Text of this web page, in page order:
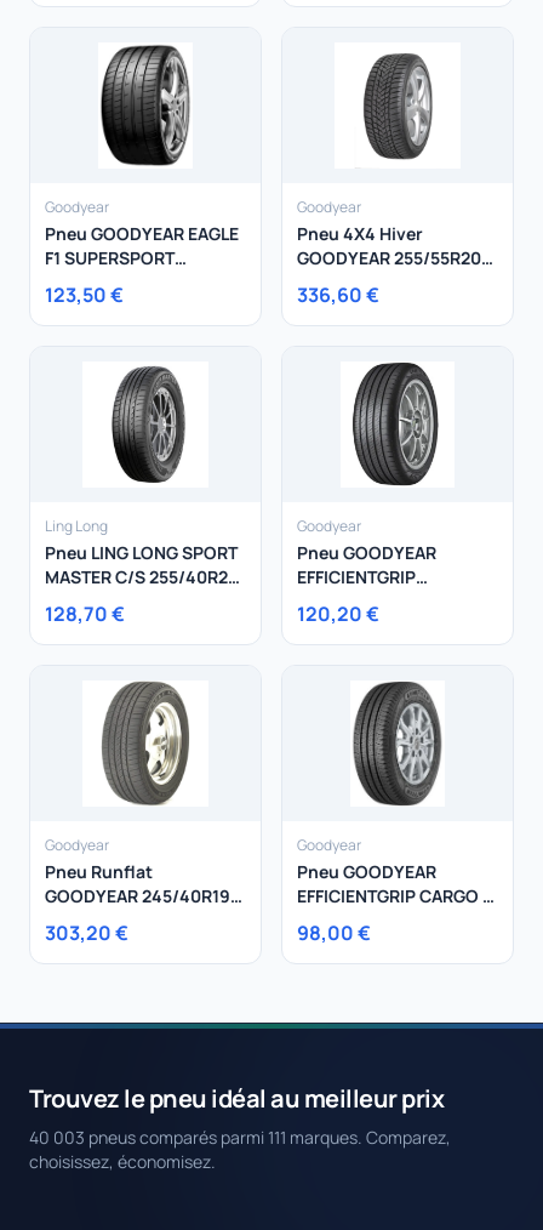
Goodyear
Pneu GOODYEAR EAGLE
F1 SUPERSPORT
225/45R18 91Y
123,50 €
Goodyear
Pneu 4X4 Hiver
GOODYEAR 255/55R20
110V UltraGrip
Performance + SUV XL
336,60 €
Ling Long
Pneu LING LONG SPORT
MASTER C/S 255/40R20
101W
128,70 €
Goodyear
Pneu GOODYEAR
EFFICIENTGRIP
PERFORMANCE 2
215/60R17 96H
120,20 €
Goodyear
Pneu Runflat
GOODYEAR 245/40R19
98V Eagle LS-2 ROF
BMW Mini XL
303,20 €
Goodyear
Pneu GOODYEAR
EFFICIENTGRIP CARGO 2
185/65R15 97S
98,00 €
Trouvez le pneu idéal au meilleur prix
40 003 pneus comparés parmi 111 marques. Comparez,
choisissez, économisez.